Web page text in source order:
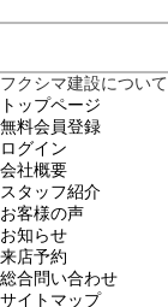
フクシマ建設について
トップページ
無料会員登録
ログイン
会社概要
スタッフ紹介
お客様の声
お知らせ
来店予約
総合問い合わせ
サイトマップ